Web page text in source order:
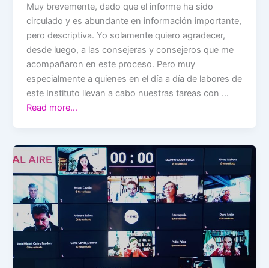
Muy brevemente, dado que el informe ha sido
circulado y es abundante en información importante,
pero descriptiva. Yo solamente quiero agradecer,
desde luego, a las consejeras y consejeros que me
acompañaron en este proceso. Pero muy
especialmente a quienes en el día a día de labores de
este Instituto llevan a cabo nuestras tareas con …
Read more…